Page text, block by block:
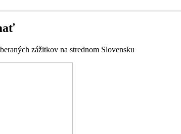
zážitkov na strednom Slovensku